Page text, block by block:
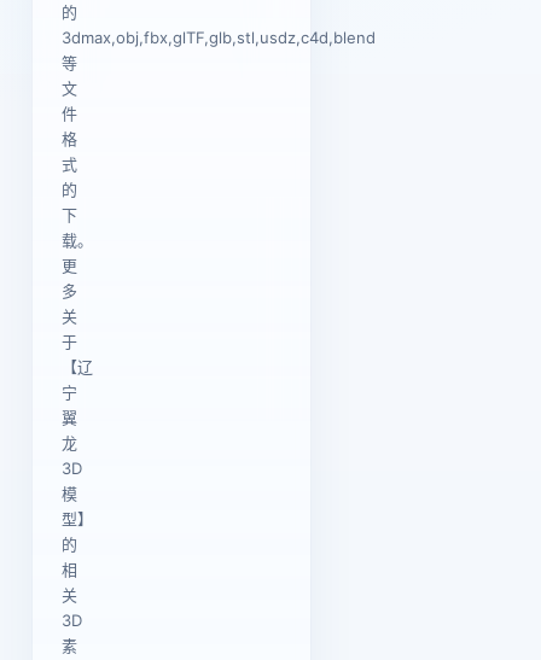
的
3dmax,obj,fbx,glTF,glb,stl,usdz,c4d,blend
等
文
件
格
式
的
下
载。
更
多
关
于
【辽
宁
翼
龙
3D
模
型】
的
相
关
3D
素